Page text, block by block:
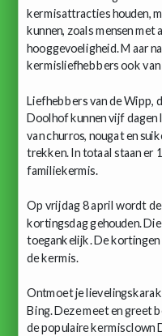
kermisattracties houden,
kunnen, zoals mensen
hooggevoeligheid. Maar
kermisliefhebbers ook
Liefhebbers van de Wipp,
Doolhof kunnen vijf dagen
van churros, nougat en
trekken. In totaal staan er
familiekermis.
Op vrijdag 8 april wordt
kortingsdag gehouden.
toegankelijk. De
de kermis.
Ontmoet je
Bing. Deze meet en greet
de populaire kermisclown